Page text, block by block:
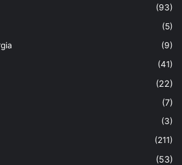
(93)
(5)
(9)
(41)
(22)
(7)
(3)
(211)
(53)